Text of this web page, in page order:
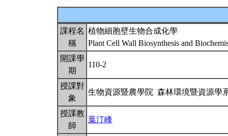
課程名
稱
植物細胞壁生物合成化學
Plant Cell Wall Biosynthesis and
開課學
期
110-2
授課對
象
生物資源暨農學院 森林環境暨資源學
授課教
師
葉汀峰